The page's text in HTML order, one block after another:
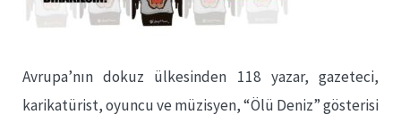
Avrupa’nın dokuz ülkesinden 118 yazar, gazeteci,
karikatürist, oyuncu ve müzisyen, “Ölü Deniz” gösterisi